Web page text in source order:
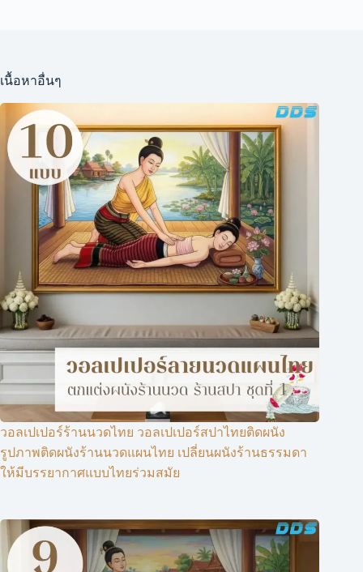
เนื้อหาอื่นๆ
วอลเปเปอร์ร้านนวดไทย วอลเปเปอร์สปาไทยติดผนัง
รูปภาพติดผนังร้านนวดแผนไทย เปลี่ยนผนังร้านธรรมดา
ให้มีบรรยากาศแบบไทยร่วมสมัย